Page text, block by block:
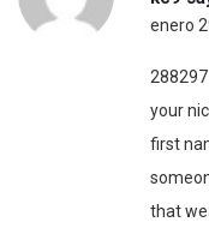
enero
your
first
that